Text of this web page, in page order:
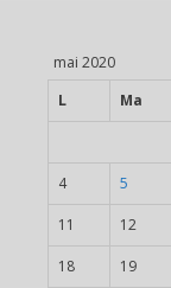
mai 2020
L
Ma
4 5
11 12
18 19